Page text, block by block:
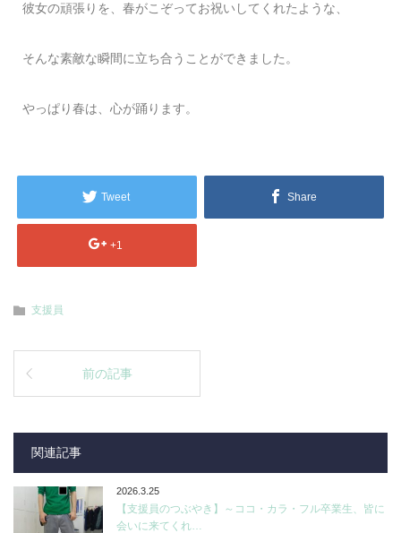
彼女の頑張りを、春がこぞってお祝いしてくれたような、
そんな素敵な瞬間に立ち合うことができました。
やっぱり春は、心が踊ります。
Tweet Share
+1
支援員
前の記事
関連記事
2026.3.25
【支援員のつぶやき】～ココ・カラ・フル卒業生、皆に
会いに来てくれ…